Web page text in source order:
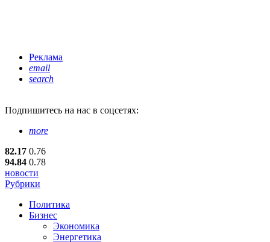
Реклама
email
search
Подпишитесь на нас в соцсетях:
more
82.17 0.76
94.84 0.78
новости
Рубрики
Политика
Бизнес
Экономика
Энергетика